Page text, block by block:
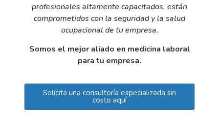
profesionales altamente capacitados, están
comprometidos con la seguridad y la salud
ocupacional de tu empresa.
Somos el mejor aliado en medicina laboral
para tu empresa.
Solicita una consultoría especializada sin
costo aquí